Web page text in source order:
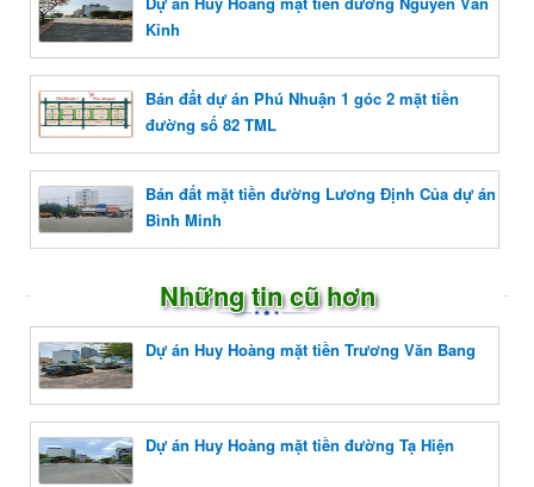
Kỉnh
Bán đất dự án Phú Nhuận 1 góc 2 mặt tiền
đường số 82 TML
Bán đất mặt tiền đường Lương Định Của dự án
Bình Minh
Những tin cũ hơn
Dự án Huy Hoàng mặt tiền Trương Văn Bang
Dự án Huy Hoàng mặt tiền đường Tạ Hiện